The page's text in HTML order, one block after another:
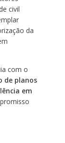
civil
da
com o
de planos
em